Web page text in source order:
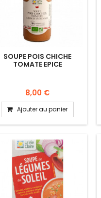
SOUPE POIS CHICHE
TOMATE EPICE
8,00 €
Ajouter au panier